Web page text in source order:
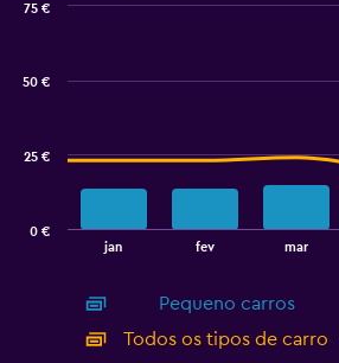
0
displaying
categories.
jan fev mar
0 €
25 €
50 €
75 €
End
Pequeno carros
Todos os tipos de carro